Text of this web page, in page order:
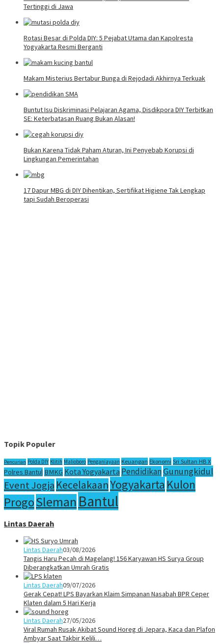
Tertinggi di Jawa
Rotasi Besar di Polda DIY: 5 Pejabat Utama dan Kapolresta
Yogyakarta Resmi Berganti
Makam Misterius Bertabur Bunga di Rejodadi Akhirnya Terkuak
Buntut Isu Diskriminasi Pelajaran Agama, Disdikpora DIY Terbitkan
SE: Keterbatasan Ruang Bukan Alasan!
Bukan Karena Tidak Paham Aturan, Ini Penyebab Korupsi di
Lingkungan Pemerintahan
17 Dapur MBG di DIY Dihentikan, Sertifikat Higiene Tak Lengkap
tapi Sudah Beroperasi
Topik Populer
Pencurian Polda DIY Klitih Malioboro Penganiayaan Keuangan Ekonomi Sri Sultan HB X
Polres Bantul BMKG Kota Yogyakarta PendidikanGunungkidul
Event Jogja KecelakaanYogyakarta Kulon
ProgoSleman Bantul
Lintas Daerah
Lintas Daerah03/08/2026
Tangis Haru Pecah di Magelang! 156 Karyawan HS Surya Group
Diberangkatkan Umrah Gratis
Lintas Daerah09/07/2026
Gerak Cepat! LPS Bayarkan Klaim Simpanan Nasabah BPR Ceper
Klaten dalam 5 Hari Kerja
Lintas Daerah27/05/2026
Viral Rumah Rusak Akibat Sound Horeg di Jepara, Kaca dan Plafon
Ambyar Saat Takbir Kelili…